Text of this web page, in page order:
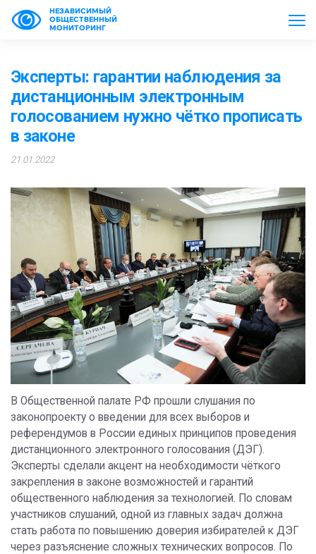
НЕЗАВИСИМЫЙ
ОБЩЕСТВЕННЫЙ
МОНИТОРИНГ
Эксперты: гарантии наблюдения за
дистанционным электронным
голосованием нужно чётко прописать
в законе
21.01.2022
В Общественной палате РФ прошли слушания по
законопроекту о введении для всех выборов и
референдумов в России единых принципов проведения
дистанционного электронного голосования (ДЭГ).
Эксперты сделали акцент на необходимости чёткого
закрепления в законе возможностей и гарантий
общественного наблюдения за технологией. По словам
участников слушаний, одной из главных задач должна
стать работа по повышению доверия избирателей к ДЭГ
через разъяснение сложных технических вопросов. По